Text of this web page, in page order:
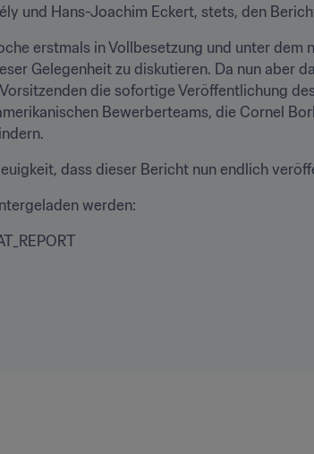
und Hans-Joachim Eckert, stets, den
erstmals in Vollbesetzung und unter dem
Gelegenheit zu diskutieren. Da nun aber
die sofortige Veröffentlichung
Bewerberteams, die Cornel
dass dieser Bericht nun endlich
werden: